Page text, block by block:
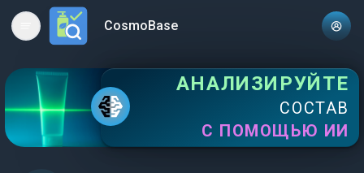
Open main menuCosmoBase
АНАЛИЗИРУЙТЕ
СОСТАВ
С ПОМОЩЬЮ ИИ